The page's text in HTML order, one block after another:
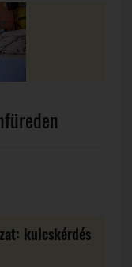
kulcskérdés